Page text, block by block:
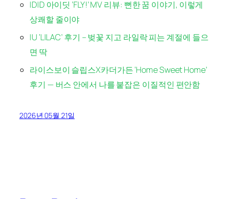
IDID 아이딧 ‘FLY!’ MV 리뷰: 뻔한 꿈 이야기, 이렇게
상쾌할 줄이야
IU ‘LILAC’ 후기 – 벚꽃 지고 라일락 피는 계절에 들으
면 딱
라이스보이 슬립스X카더가든 ‘Home Sweet Home’
후기 — 버스 안에서 나를 붙잡은 이질적인 편안함
2026년 05월 21일